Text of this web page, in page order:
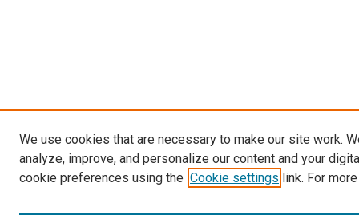
We use cookies that are necessary to make our site work.
analyze, improve, and personalize our content and your
cookie preferences using the Cookie settings link. For